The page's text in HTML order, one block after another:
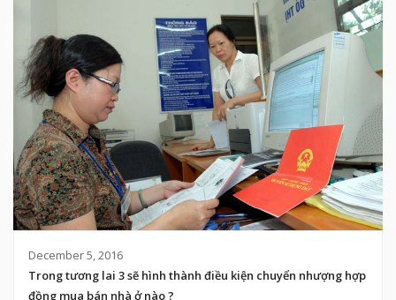
December 5, 2016
Trong tương lai 3 sẽ hình thành điều kiện chuyển nhượng hợp
đồng mua bán nhà ở nào ?